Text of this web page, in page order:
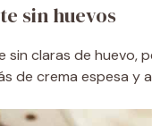
sin huevos
sin claras de huevo,
de crema espesa y